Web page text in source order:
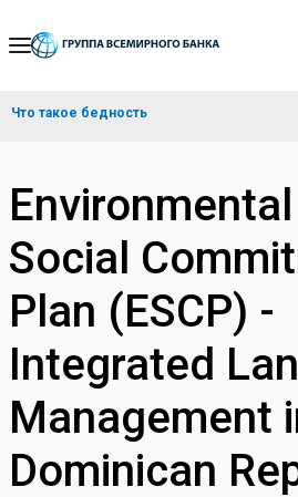
Skip
Navigation
Что такое бедность
Social
Plan (ESCP) -
Integrated
Management
Dominican